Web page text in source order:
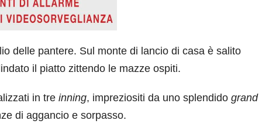
delle pantere. Sul monte di lancio di casa è salito
il piatto zittendo le mazze ospiti.
in tre inning, impreziositi da uno splendido grand
di aggancio e sorpasso.